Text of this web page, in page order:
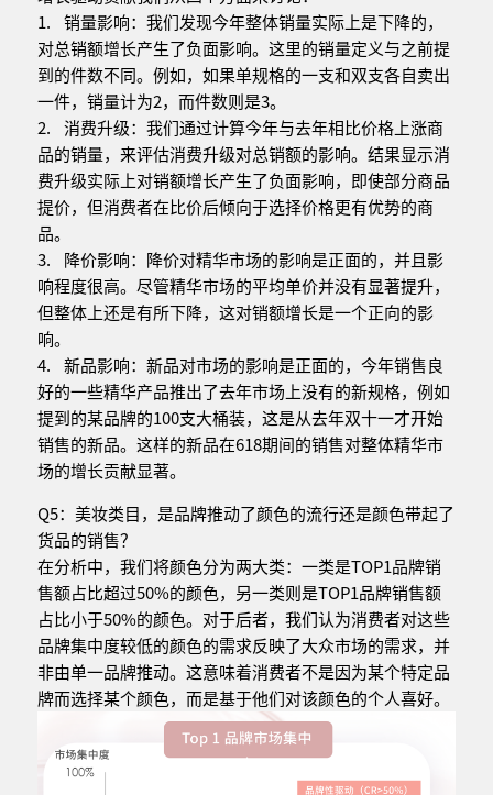
1. 销量影响：我们发现今年整体销量实际上是下降的，
对总销额增长产生了负面影响。这里的销量定义与之前提
到的件数不同。例如，如果单规格的一支和双支各自卖出
一件，销量计为2，而件数则是3。
2. 消费升级：我们通过计算今年与去年相比价格上涨商
品的销量，来评估消费升级对总销额的影响。结果显示消
费升级实际上对销额增长产生了负面影响，即使部分商品
提价，但消费者在比价后倾向于选择价格更有优势的商
品。
3. 降价影响：降价对精华市场的影响是正面的，并且影
响程度很高。尽管精华市场的平均单价并没有显著提升，
但整体上还是有所下降，这对销额增长是一个正向的影
响。
4. 新品影响：新品对市场的影响是正面的，今年销售良
好的一些精华产品推出了去年市场上没有的新规格，例如
提到的某品牌的100支大桶装，这是从去年双十一才开始
销售的新品。这样的新品在618期间的销售对整体精华市
场的增长贡献显著。
Q5：美妆类目，是品牌推动了颜色的流行还是颜色带起了
货品的销售？
在分析中，我们将颜色分为两大类：一类是TOP1品牌销
售额占比超过50%的颜色，另一类则是TOP1品牌销售额
占比小于50%的颜色。对于后者，我们认为消费者对这些
品牌集中度较低的颜色的需求反映了大众市场的需求，并
非由单一品牌推动。这意味着消费者不是因为某个特定品
牌而选择某个颜色，而是基于他们对该颜色的个人喜好。